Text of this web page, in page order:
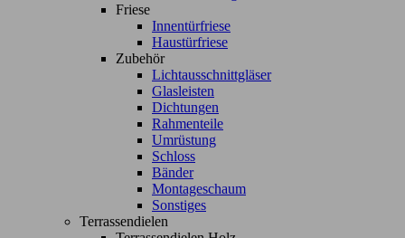
Friese
Innentürfriese
Haustürfriese
Zubehör
Lichtausschnittgläser
Glasleisten
Dichtungen
Rahmenteile
Umrüstung
Schloss
Bänder
Montageschaum
Sonstiges
Terrassendielen